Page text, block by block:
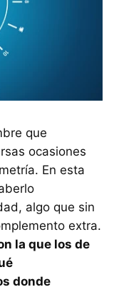
que
ocasiones
En esta
algo que sin
extra.
la que los de
donde